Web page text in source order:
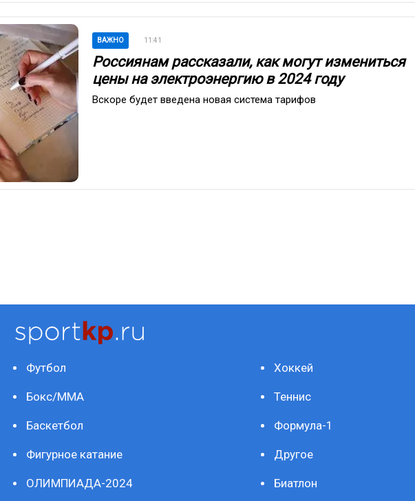
ВАЖНО 11:41
Россиянам рассказали, как могут измениться
цены на электроэнергию в 2024 году
Вскоре будет введена новая система тарифов
Футбол Хоккей
Бокс/ММА Теннис
Баскетбол Формула-1
Фигурное катание Другое
ОЛИМПИАДА-2024 Биатлон